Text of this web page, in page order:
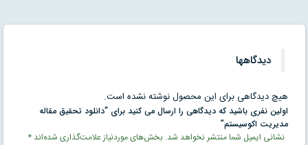
دیدگاهها
هیچ دیدگاهی برای این محصول نوشته نشده است.
اولین نفری باشید که دیدگاهی را ارسال می کنید برای “دانلود تحقیق مقاله
مديريت اكوسيستم”
نشانی ایمیل شما منتشر نخواهد شد. بخش‌های موردنیاز علامت‌گذاری شده‌اند*